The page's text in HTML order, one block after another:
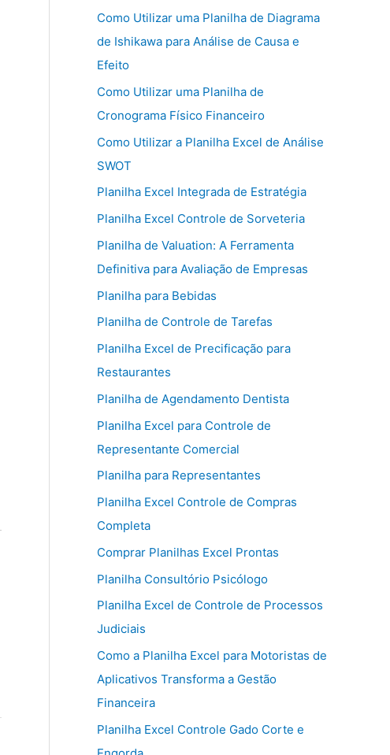
Como Utilizar uma Planilha de Diagrama
de Ishikawa para Análise de Causa e
Efeito
Como Utilizar uma Planilha de
Cronograma Físico Financeiro
Como Utilizar a Planilha Excel de Análise
SWOT
Planilha Excel Integrada de Estratégia
Planilha Excel Controle de Sorveteria
Planilha de Valuation: A Ferramenta
Definitiva para Avaliação de Empresas
Planilha para Bebidas
Planilha de Controle de Tarefas
Planilha Excel de Precificação para
Restaurantes
Planilha de Agendamento Dentista
Planilha Excel para Controle de
Representante Comercial
Planilha para Representantes
Planilha Excel Controle de Compras
Completa
Comprar Planilhas Excel Prontas
Planilha Consultório Psicólogo
Planilha Excel de Controle de Processos
Judiciais
Como a Planilha Excel para Motoristas de
Aplicativos Transforma a Gestão
Financeira
Planilha Excel Controle Gado Corte e